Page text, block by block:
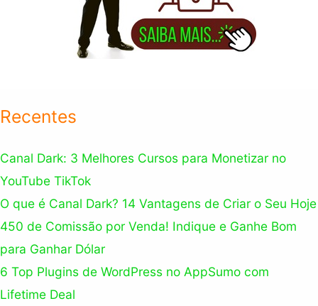
Recentes
Canal Dark: 3 Melhores Cursos para Monetizar no
YouTube TikTok
O que é Canal Dark? 14 Vantagens de Criar o Seu Hoje
450 de Comissão por Venda! Indique e Ganhe Bom
para Ganhar Dólar
6 Top Plugins de WordPress no AppSumo com
Lifetime Deal